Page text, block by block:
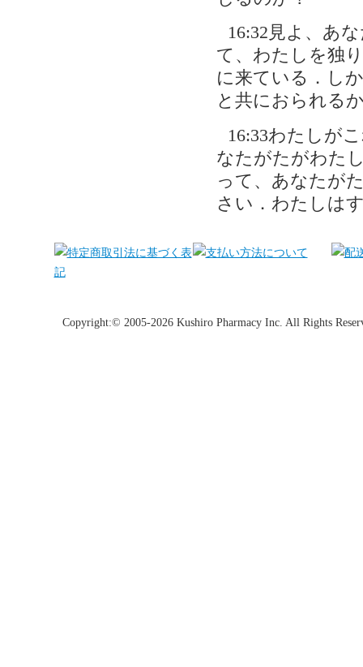
16:32見よ、あ
て、わたしを独
に来ている．し
と共におられる
16:33わたしが
なたがたがわた
って、あなたが
さい．わたしは
Copyright:© 2005-2026 Kushiro Pharmacy Inc. All Rights